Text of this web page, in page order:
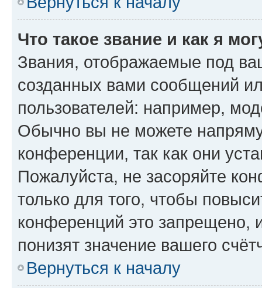
Что такое звание и как я
Звания, отображаемые под
созданных вами сообщений
пользователей: например,
Обычно вы не можете
конференции, так как они
Пожалуйста, не засоряйте
только для того, чтобы
конференций это запрещено,
понизят значение вашего
Вернуться к началу